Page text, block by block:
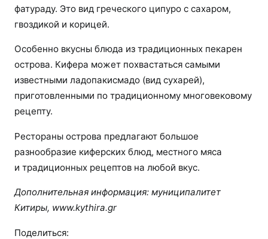
фатураду. Это вид греческого ципуро с сахаром,
гвоздикой и корицей.
Особенно вкусны блюда из традиционных пекарен
острова. Кифера может похвастаться самыми
известными ладопакисмадо (вид сухарей),
приготовленными по традиционному многовековому
рецепту.
Рестораны острова предлагают большое
разнообразие киферских блюд, местного мяса
и традиционных рецептов на любой вкус.
Дополнительная информация: муниципалитет
Китиры, www.kythira.gr
Поделиться: